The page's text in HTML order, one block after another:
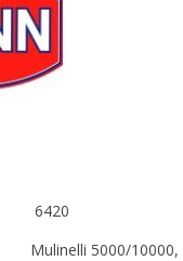
6420
Mulinelli 5000/10000,